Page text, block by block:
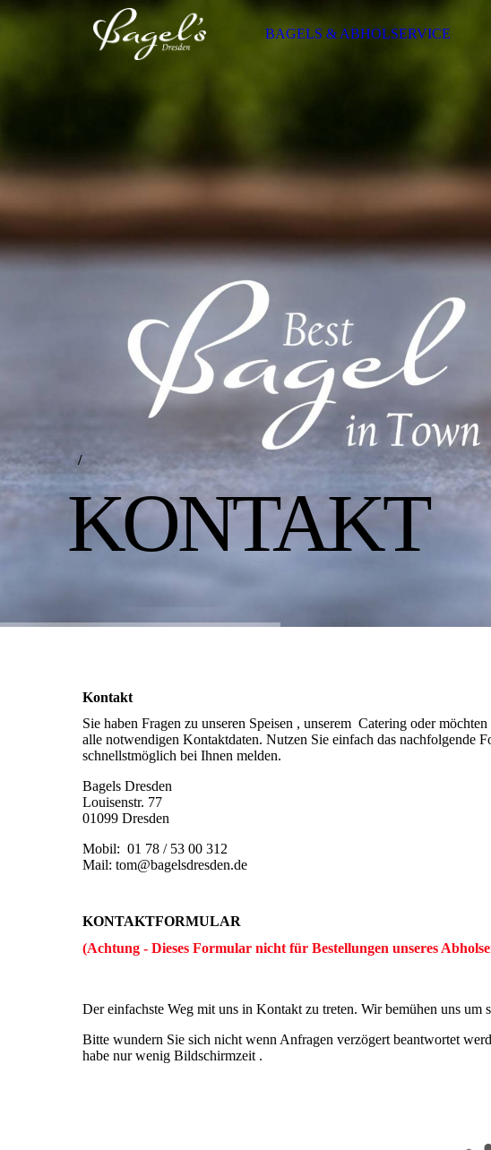
BAGELS & ABHOLSERVICE
/
KONTAKT
Kontakt
Sie haben Fragen zu unseren Speisen , unserem Catering oder
alle notwendigen Kontaktdaten. Nutzen Sie einfach das nachfolgende
schnellstmöglich bei Ihnen melden.
Bagels Dresden
Louisenstr. 77
01099 Dresden
Mobil: 01 78 / 53 00 312
Mail: tom@bagelsdresden.de
KONTAKTFORMULAR
(Achtung - Dieses Formular nicht für Bestellungen unseres
Der einfachste Weg mit uns in Kontakt zu treten. Wir bemühen uns um
Bitte wundern Sie sich nicht wenn Anfragen verzögert beantwortet
habe nur wenig Bildschirmzeit .